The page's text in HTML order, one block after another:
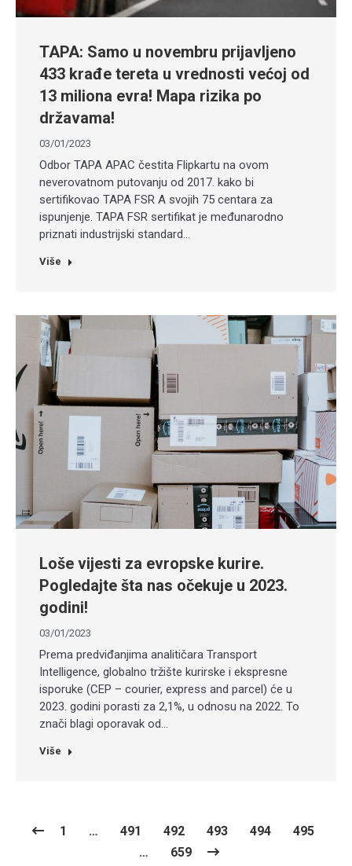
TAPA: Samo u novembru prijavljeno
433 krađe tereta u vrednosti većoj od
13 miliona evra! Mapa rizika po
državama!
03/01/2023
Odbor TAPA APAC čestita Flipkartu na ovom
neverovatnom putovanju od 2017. kako bi
sertifikovao TAPA FSR A svojih 75 centara za
ispunjenje. TAPA FSR sertifikat je međunarodno
priznati industrijski standard…
Više
Loše vijesti za evropske kurire.
Pogledajte šta nas očekuje u 2023.
godini!
03/01/2023
Prema predviđanjima analitičara Transport
Intelligence, globalno tržište kurirske i ekspresne
isporuke (CEP – courier, express and parcel) će u
2023. godini porasti za 2,1%, u odnosu na 2022. To
znači blagi oporavak od…
Više
1 … 491 492 493 494
495
…
659